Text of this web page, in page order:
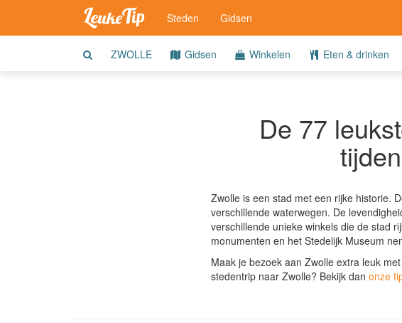
Steden Gidsen
ZWOLLE Gidsen Winkelen Eten & drinken
De 77
Zwolle is een stad met een rijke historie.
verschillende waterwegen. De
verschillende unieke winkels die de stad
monumenten en het Stedelijk Museum
Maak je bezoek aan Zwolle extra leuk
stedentrip naar Zwolle? Bekijk dan onze